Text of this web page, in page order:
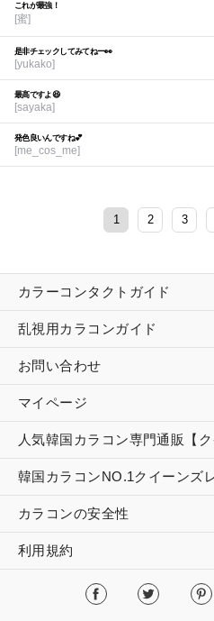
これが最強！
[蜜]
是非チェックしてみてねー👀
[yukako]
最高ですよ😆
[sayaka]
発色良いんですね💕︎
[me_cos_me]
1 2 3
カラーコンタクトガイド
乱視用カラコンガイド
お問い合わせ
マイページ
人気韓国カラコン専門通販【ク
韓国カラコンNO.1クイーンズ
カラコンの安全性
利用規約